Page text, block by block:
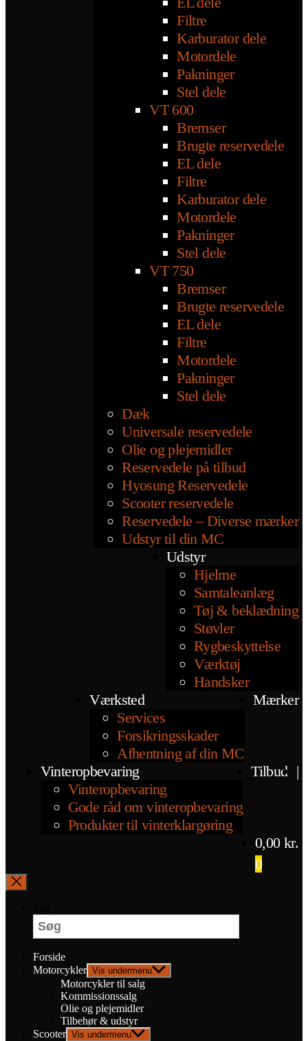
Filtre
Karburator dele
Motordele
Pakninger
Stel dele
VT 600
Bremser
Brugte reservedele
EL dele
Filtre
Karburator dele
Motordele
Pakninger
Stel dele
VT 750
Bremser
Brugte reservedele
EL dele
Filtre
Motordele
Pakninger
Stel dele
Dæk
Universale reservedele
Olie og plejemidler
Reservedele på tilbud
Hyosung Reservedele
Scooter reservedele
Reservedele – Diverse mærker
Udstyr til din MC
Udstyr
Hjelme
Samtaleanlæg
Tøj & beklædning
Støvler
Rygbeskyttelse
Værktøj
Handsker
Værksted
Services
Forsikringsskader
Afhentning af din MC
Mærker
Vinteropbevaring
Vinteropbevaring
Gode råd om vinteropbevaring
Produkter til vinterklargøring
Tilbud |
0,00 kr.
0
Forside
Motorcykler Vis undermenu
Motorcykler til salg
Kommissionssalg
Olie og plejemidler
Tilbehør & udstyr
Scooter Vis undermenu